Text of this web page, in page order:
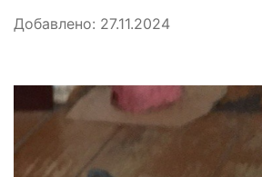
Добавлено: 27.11.2024